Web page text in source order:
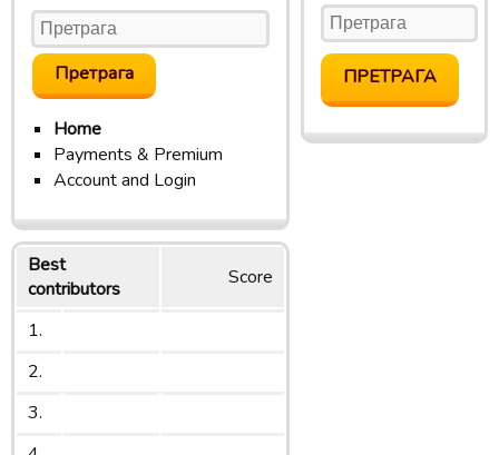
Home
Payments & Premium
Account and Login
Best
contributors
Score
1.
2.
3.